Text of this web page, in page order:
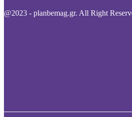
@2023 - planbemag.gr. All Right